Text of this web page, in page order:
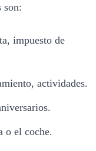
son:
impuesto de
actividades.
o el coche.